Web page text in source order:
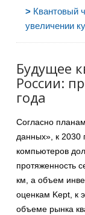
> Квантовый
увеличении
Будущее
России:
года
Согласно
данных», к 2030
компьютеров
протяженность
км, а объем
оценкам Kept, к
объеме рынка